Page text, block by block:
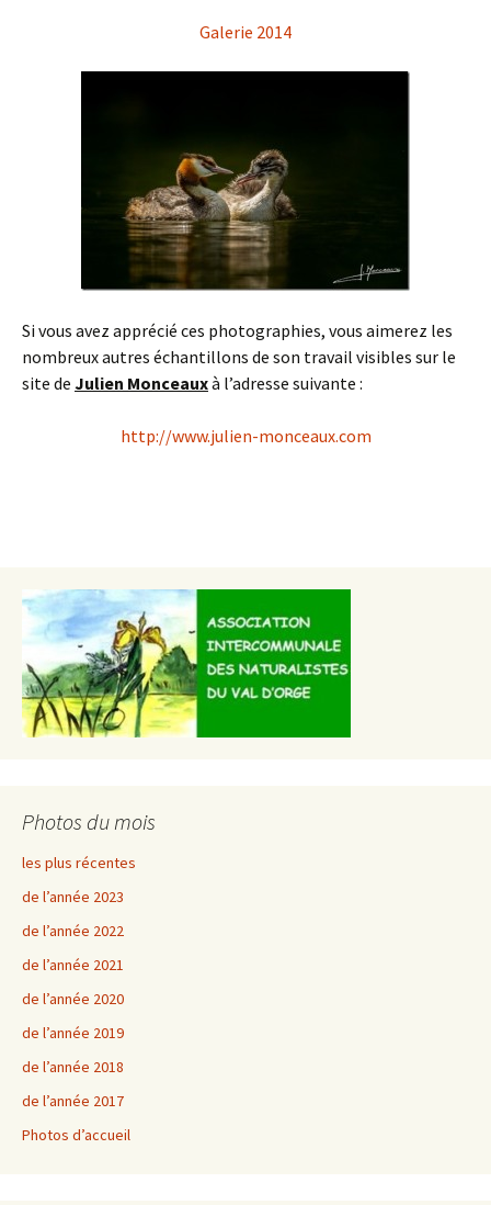
Galerie 2014
Si vous avez apprécié ces photographies, vous aimerez les
nombreux autres échantillons de son travail visibles sur le
site de Julien Monceauxà l’adresse suivante :
http://www.julien-monceaux.com
Photos du mois
les plus récentes
de l’année 2023
de l’année 2022
de l’année 2021
de l’année 2020
de l’année 2019
de l’année 2018
de l’année 2017
Photos d’accueil